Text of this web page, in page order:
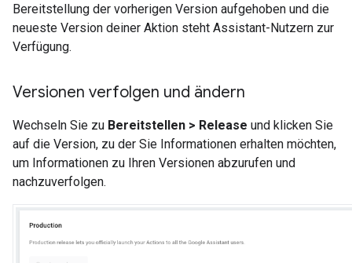
Bereitstellung der vorherigen Version aufgehoben und die
neueste Version deiner Aktion steht Assistant-Nutzern zur
Verfügung.
Versionen verfolgen und ändern
Wechseln Sie zu Bereitstellen > Release und klicken Sie
auf die Version, zu der Sie Informationen erhalten möchten,
um Informationen zu Ihren Versionen abzurufen und
nachzuverfolgen.